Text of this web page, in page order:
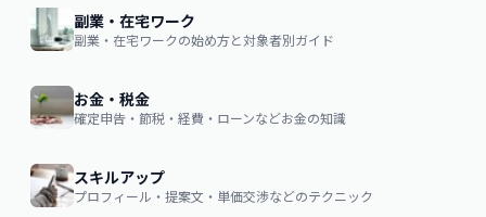
副業・在宅ワーク
副業・在宅ワークの始め方と対象者別ガイド
お金・税金
確定申告・節税・経費・ローンなどお金の知識
スキルアップ
プロフィール・提案文・単価交渉などのテクニック